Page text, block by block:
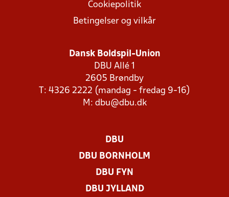
Cookiepolitik
Betingelser og vilkår
Dansk Boldspil-Union
DBU Allé 1
2605 Brøndby
T: 4326 2222 (mandag - fredag 9-16)
M: dbu@dbu.dk
DBU
DBU BORNHOLM
DBU FYN
DBU JYLLAND